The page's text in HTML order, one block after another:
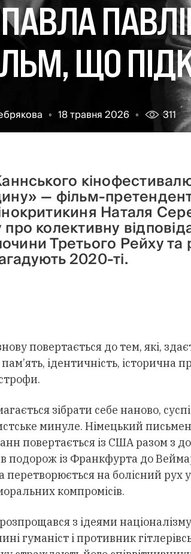
ЩО
18 травня 2026 311
— фільм-
Наталя
колективну
Третього Рейху та
2020-ті.
повертається до тем, які,
ідентичність, історична
зібрати себе наново,
минуле. Німецький
повертається із США разом з
подорож із Франкфурта до
перетворюється на болісний рух
компромісів.
з ідеями
гуманіст і противник